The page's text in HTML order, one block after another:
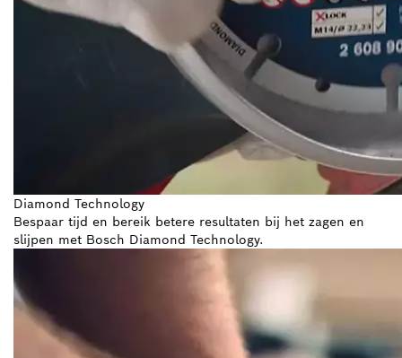
Diamond Technology
Bespaar tijd en bereik betere resultaten bij het zagen en
slijpen met Bosch Diamond Technology.